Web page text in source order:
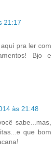
21:17
pra ler com
Bjo e
às 21:48
sabe...mas,
que bom